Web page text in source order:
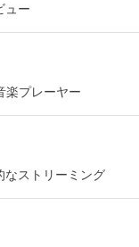
ュー
楽プレーヤー
なストリーミング